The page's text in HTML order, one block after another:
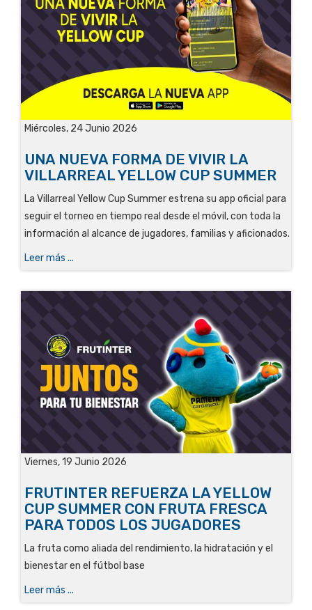
Miércoles, 24 Junio 2026
UNA NUEVA FORMA DE VIVIR LA
VILLARREAL YELLOW CUP SUMMER
La Villarreal Yellow Cup Summer estrena su app oficial para
seguir el torneo en tiempo real desde el móvil, con toda la
información al alcance de jugadores, familias y aficionados.
Leer más ...
Viernes, 19 Junio 2026
FRUTINTER REFUERZA LA YELLOW
CUP SUMMER CON FRUTA FRESCA
PARA TODOS LOS JUGADORES
La fruta como aliada del rendimiento, la hidratación y el
bienestar en el fútbol base
Leer más ...